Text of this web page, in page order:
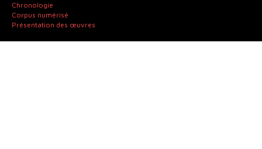
Chronologie
Corpus numérisé
Présentation des œuvres